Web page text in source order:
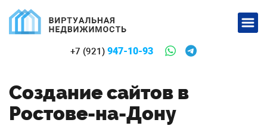
+7 (921) 947-10-93
Создание сайтов в
Ростове-на-Дону